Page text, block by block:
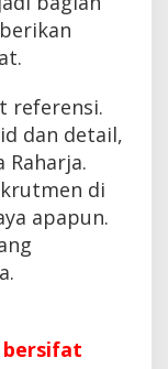
referensi.
dan detail,
Raharja.
di
apapun.
bersifat